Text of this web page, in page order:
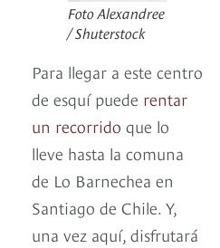
Foto Alexandree
/ Shuterstock
Para llegar a este centro
de esquí puede rentar
un recorrido que lo
lleve hasta la comuna
de Lo Barnechea en
Santiago de Chile. Y,
una vez aquí, disfrutará